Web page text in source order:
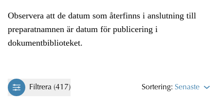
Observera att de datum som återfinns i anslutning till
preparatnamnen är datum för publicering i
dokumentbiblioteket.
Filtrera (417) Sortering: Senaste